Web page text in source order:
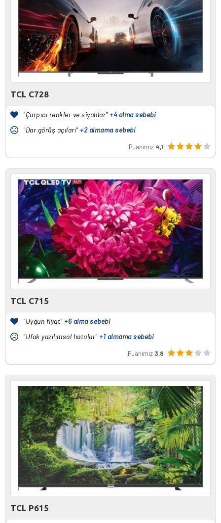
TCL C728
"Çarpıcı renkler ve siyahlar" +4 alma sebebi
"Dar görüş açıları" +2 almama sebebi
Puanımız 4,1
TCL C715
"Uygun fiyat" +6 alma sebebi
"Ufak yazılımsal hatalar" +1 almama sebebi
Puanımız 3,8
TCL P615